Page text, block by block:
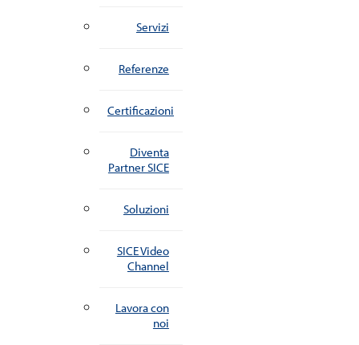
Servizi
Referenze
Certificazioni
Diventa
Partner SICE
Soluzioni
SICE Video
Channel
Lavora con
noi